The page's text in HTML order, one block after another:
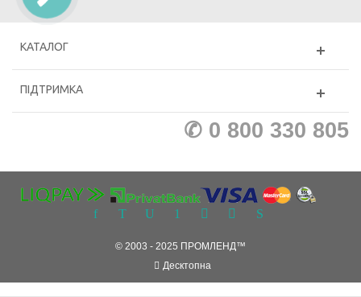
КАТАЛОГ
ПІДТРИМКА
✆ 0 800 330 805
© 2003 - 2025 ПРОМЛЕНД™
Десктопна